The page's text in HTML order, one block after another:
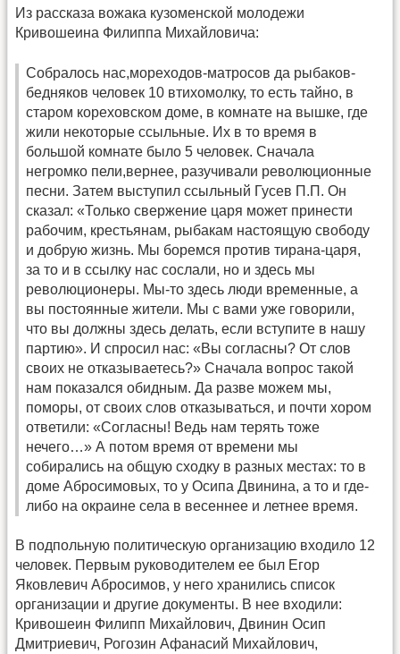
Из рассказа вожака кузоменской молодежи
Кривошеина Филиппа Михайловича:
Собралось нас,мореходов-матросов да рыбаков-
бедняков человек 10 втихомолку, то есть тайно, в
старом кореховском доме, в комнате на вышке, где
жили некоторые ссыльные. Их в то время в
большой комнате было 5 человек. Сначала
негромко пели,вернее, разучивали революционные
песни. Затем выступил ссыльный Гусев П.П. Он
сказал: «Только свержение царя может принести
рабочим, крестьянам, рыбакам настоящую свободу
и добрую жизнь. Мы боремся против тирана-царя,
за то и в ссылку нас сослали, но и здесь мы
революционеры. Мы-то здесь люди временные, а
вы постоянные жители. Мы с вами уже говорили,
что вы должны здесь делать, если вступите в нашу
партию». И спросил нас: «Вы согласны? От слов
своих не отказываетесь?» Сначала вопрос такой
нам показался обидным. Да разве можем мы,
поморы, от своих слов отказываться, и почти хором
ответили: «Согласны! Ведь нам терять тоже
нечего…» А потом время от времени мы
собирались на общую сходку в разных местах: то в
доме Абросимовых, то у Осипа Двинина, а то и где-
либо на окраине села в весеннее и летнее время.
В подпольную политическую организацию входило 12
человек. Первым руководителем ее был Егор
Яковлевич Абросимов, у него хранились список
организации и другие документы. В нее входили:
Кривошеин Филипп Михайлович, Двинин Осип
Дмитриевич, Рогозин Афанасий Михайлович,